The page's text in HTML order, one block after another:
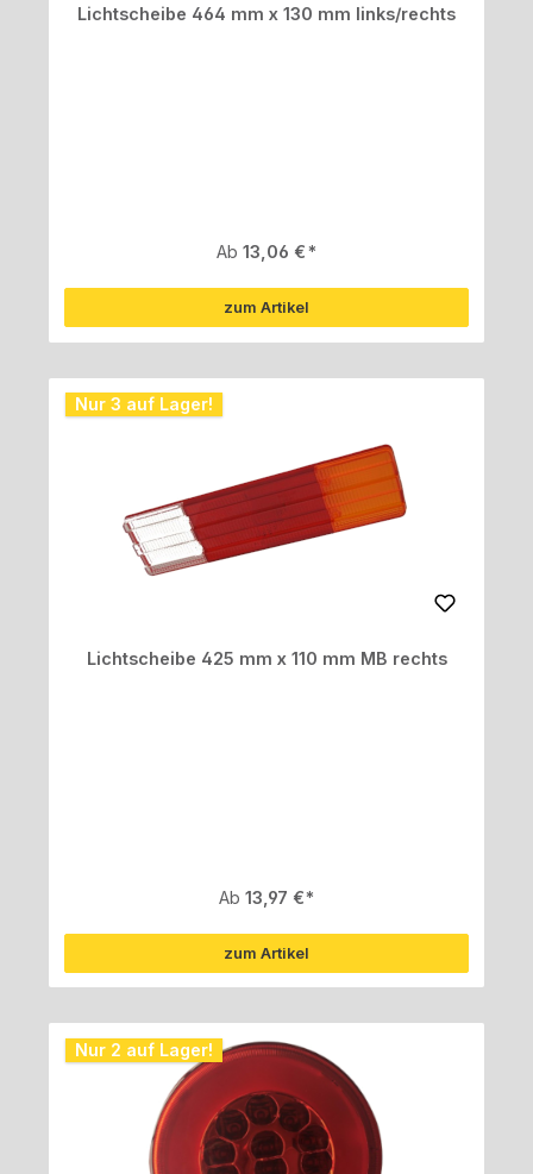
Lichtscheibe 464 mm x 130 mm links/rechts
Regulärer Preis:
Ab13,06 €
zum Artikel
Nur 3 auf Lager!
Lichtscheibe 425 mm x 110 mm MB rechts
Regulärer Preis:
Ab 13,97 €
zum Artikel
Nur 2 auf Lager!